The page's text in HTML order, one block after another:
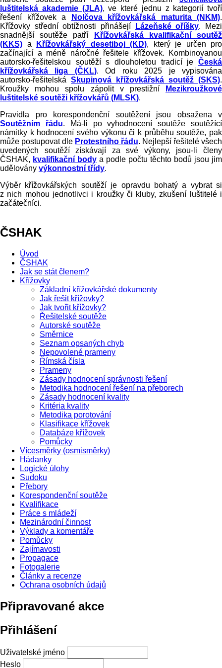
luštitelská akademie (JLA), ve které jednu z kategorií tvoří
řešení křížovek a
Nolčova křížovkářská maturita (NKM).
Křížovky střední obtížnosti přinášejí
Lázeňské oříšky. Mezi
snadnější soutěže patří
Křížovkářská kvalifikační soutěž
(KKS) a Křížovkářský desetiboj (KD), který je určen pro
začínající a méně náročné řešitele křížovek. Kombinovanou
autorsko-řešitelskou soutěží s dlouholetou tradicí je Česká
křížovkářská liga (ČKL).Od roku 2025 je vypisována
autorsko-řešitelská Skupinová křížovkářská soutěž (SKS).
Kroužky mohou spolu zápolit v prestižní
Mezikroužkové
luštitelské soutěži křížovkářů (MLSK).
Pravidla pro korespondenční soutěžení jsou obsažena v
Soutěžním řádu. Má-li po vyhodnocení soutěže soutěžící
námitky k hodnocení svého výkonu či k průběhu soutěže, pak
může postupovat dle Protestního řádu. Nejlepší řešitelé všech
uvedených soutěží získávají za své výkony, jsou-li členy
ČSHAK, kvalifikační body a podle počtu těchto bodů jsou jim
udělovány výkonnostní třídy.
Výběr křížovkářských soutěží je opravdu bohatý a vybrat si
z nich mohou jednotlivci i kroužky či kluby, zkušení luštitelé i
začátečníci.
ČSHAK
Úvod
ČSHAK
Jak se stát členem?
Křížovky
Základní křížovkářské dokumenty
Jak řešit křížovky?
Jak tvořit křížovky?
Řešitelské soutěže
Autorské soutěže
Směrnice
Seznam opsaných chyb
Nepovolené prameny
Římská čísla
Prameny
Zásady hodnocení správnosti řešení
Metodika hodnocení řešení na přeborech
Zásady hodnocení kvality
Kritéria kvality
Metodika porotování
Klasifikace křížovek
Databáze křížovek
Pomůcky
Vícesměrky (osmisměrky)
Hádanky
Logické úlohy
Sudoku
Přebory
Korespondenční soutěže
Kvalifikace
Práce s mládeží
Mezinárodní činnost
Výklady a komentáře
Pomůcky
Zajímavosti
Propagace
Fotogalerie
Články a recenze
Ochrana osobních údajů
Připravované akce
Přihlášení
Uživatelské jméno
Heslo